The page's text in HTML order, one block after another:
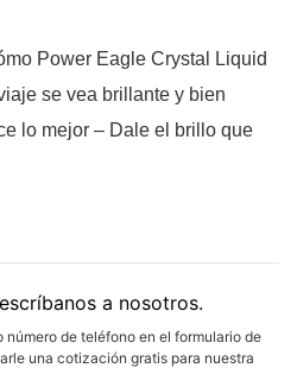
Power Eagle Crystal Liquid
se vea brillante y bien
lo mejor – Dale el brillo que
a nosotros.
número de teléfono en el formulario de
una cotización gratis para nuestra